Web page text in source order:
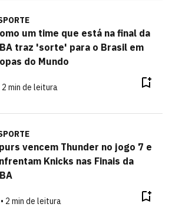
um time que está na final da
traz 'sorte' para o Brasil em
do Mundo
2 min de leitura
vencem Thunder no jogo 7 e
Knicks nas Finais da
2 min de leitura